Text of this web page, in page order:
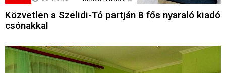
Közvetlen a Szelidi-Tó partján 8 fős nyaraló kiadó
csónakkal